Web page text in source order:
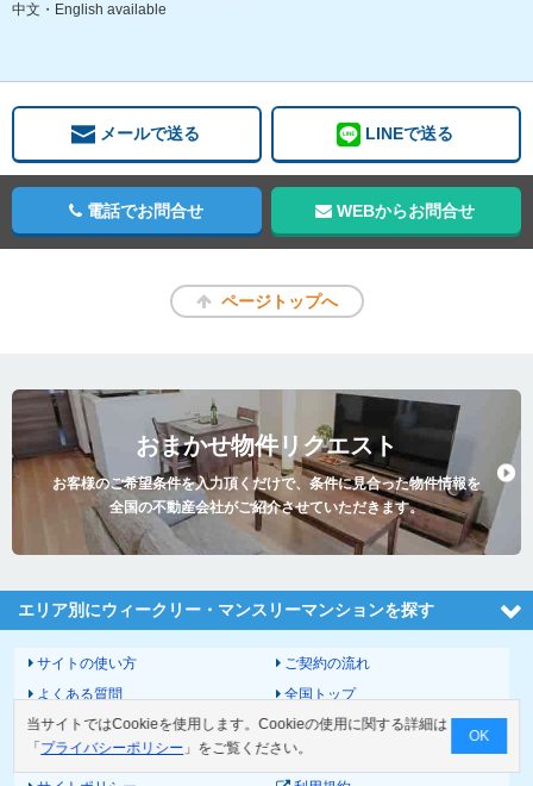
中文・English available
メールで送る LINEで送る
電話でお問合せ WEBからお問合せ
ページトップへ
おまかせ物件リクエスト
お客様のご希望条件を入力頂くだけで、条件に見合った物件情報を
全国の不動産会社がご紹介させていただきます。
エリア別にウィークリー・マンスリーマンションを探す
サイトの使い方
ご契約の流れ
よくある質問
全国トップ
サイトマップ
運営会社
お問い合わせ
個人情報の取扱いについて
当サイトではCookieを使用します。Cookieの使用に関する詳細は
「 プライバシーポリシー 」をご覧ください。
OK